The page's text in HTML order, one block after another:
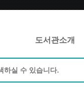
도서관소개